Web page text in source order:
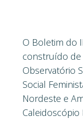
O Boletim do
construído de
Observatório
Social
Nordeste e
Caleidoscópio